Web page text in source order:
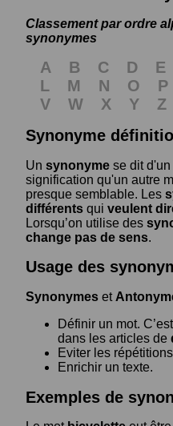
Classement par ordre
synonymes
A B C D E
L
M N O P
V
W X Y
Z
Synonyme
Un synonyme se dit
signification qu'un autre
presque semblable. Les
différents qui veulent
Lorsqu’on utilise des
change pas de sens.
Usage des
Synonymes et
Définir un mot.
dans les articles de
Eviter les
Enrichir un texte.
Exemples de